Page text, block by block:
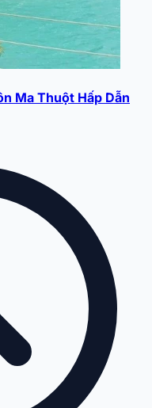
Ma Thuột Hấp Dẫn